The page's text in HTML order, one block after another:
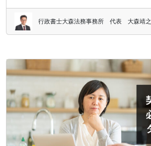
行政書士大森法務事務所 代表 大森靖之